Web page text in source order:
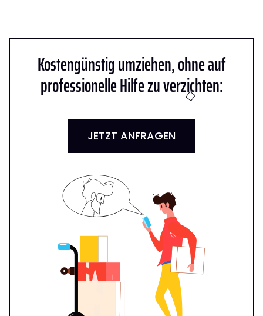
Kostengünstig umziehen, ohne auf
professionelle Hilfe zu verzichten:
JETZT ANFRAGEN